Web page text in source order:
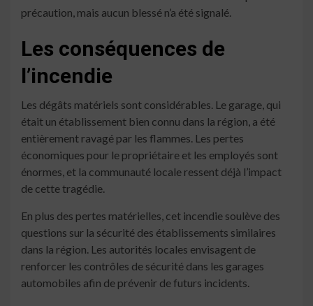
précaution, mais aucun blessé n’a été signalé.
Les conséquences de
l’incendie
Les dégâts matériels sont considérables. Le garage, qui
était un établissement bien connu dans la région, a été
entièrement ravagé par les flammes. Les pertes
économiques pour le propriétaire et les employés sont
énormes, et la communauté locale ressent déjà l’impact
de cette tragédie.
En plus des pertes matérielles, cet incendie soulève des
questions sur la sécurité des établissements similaires
dans la région. Les autorités locales envisagent de
renforcer les contrôles de sécurité dans les garages
automobiles afin de prévenir de futurs incidents.